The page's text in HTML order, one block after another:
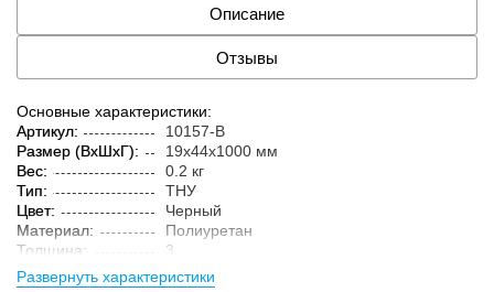
Описание
Отзывы
Основные характеристики:
Артикул:
10157-B
Размер (ВxШxГ):
19x44x1000 мм
Вес:
0.2 кг
Тип:
ТНУ
Цвет:
Черный
Материал:
Полиуретан
Толщина:
3
Технология:
Развернуть характеристики